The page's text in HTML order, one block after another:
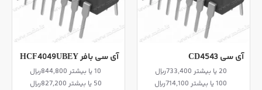
آی سی CD4543
20 یا بیشتر 733,400ریال
100 یا بیشتر 714,100ریال
آی سی بافر HCF4049UBEY
10 یا بیشتر 844,800ریال
50 یا بیشتر 827,200ریال